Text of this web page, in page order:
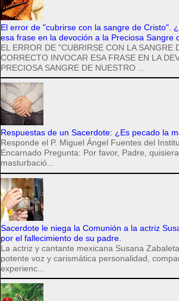
El error de "cubrirse con la sangre de Cristo".
esa frase en la devoción a la Preciosa Sangre
EL ERROR DE "CUBRIRSE CON LA SANGRE
CORRECTO INVOCAR ESA FRASE EN LA
PRECIOSA SANGRE DE NUESTRO ...
Respuestas de un Sacerdote: ¿Es pecado la
Responde el P. Miguel Ángel Fuentes del
Encarnado Pregunta: Por favor, Padre,
masturbació...
Sacerdote le niega la Comunión a la actriz
por el fallecimiento de su padre.
La actriz y cantante mexicana Susana
potente voz y carismática personalidad,
experienc...